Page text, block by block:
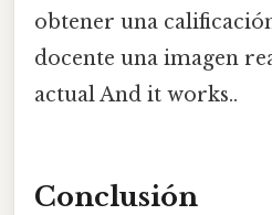
obtener una
docente una imagen
actual And it works..
Conclusión